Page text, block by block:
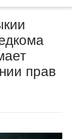
прав